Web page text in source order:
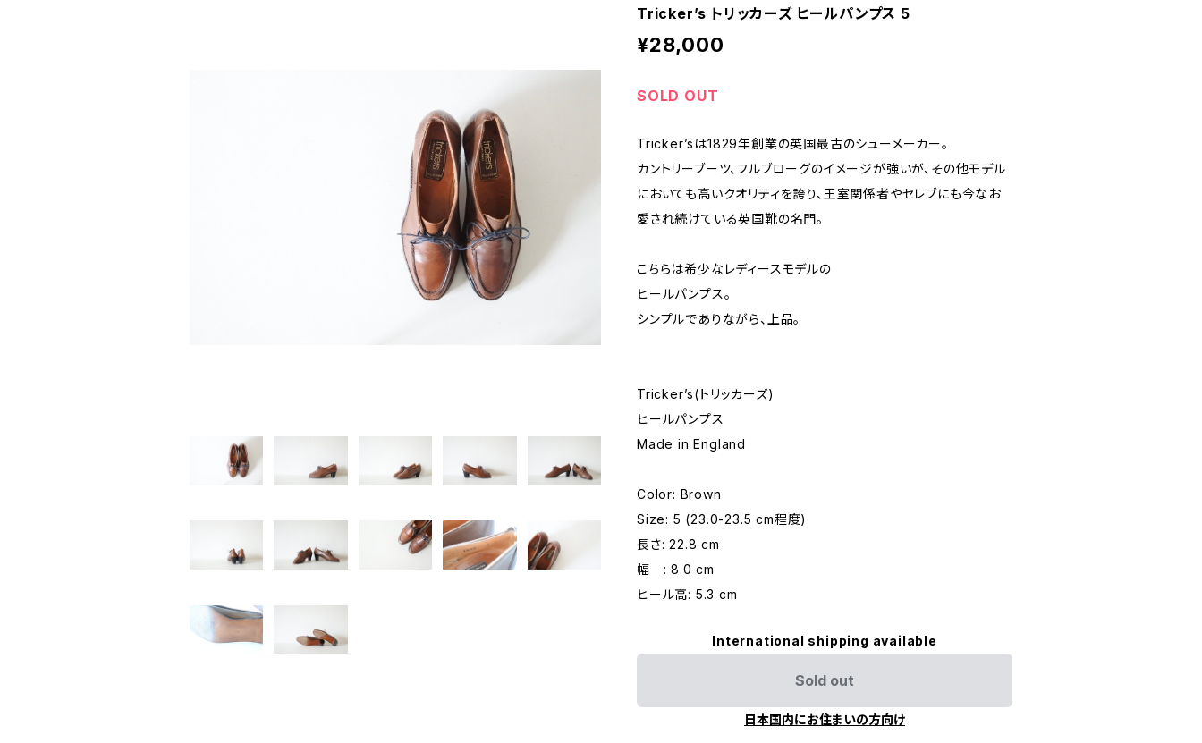
Tricker’s トリッカーズ ヒールパンプス 5
¥28,000
SOLD OUT
Tricker’sは1829年創業の英国最古のシューメーカー。
カントリーブーツ、フルブローグのイメージが強いが、その他モデル
においても高いクオリティを誇り、王室関係者やセレブにも今なお
愛され続けている英国靴の名門。
こちらは希少なレディースモデルの
ヒールパンプス。
シンプルでありながら、上品。
Tricker’s(トリッカーズ)
ヒールパンプス
Made in England
Color: Brown
Size: 5 (23.0-23.5 cm程度)
長さ: 22.8 cm
幅 : 8.0 cm
ヒール高: 5.3 cm
International shipping available
Sold out
日本国内にお住まいの方向け